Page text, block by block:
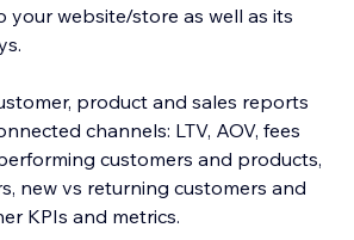
your website/store as well as its
product and sales reports
channels: LTV, AOV, fees
customers and products,
new vs returning customers and
KPIs and metrics.